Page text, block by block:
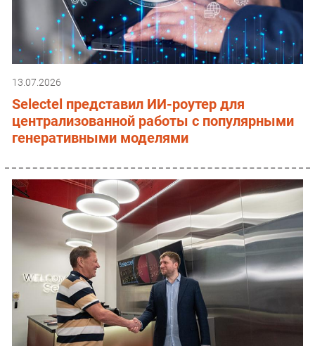
13.07.2026
Selectel представил ИИ-роутер для
централизованной работы с популярными
генеративными моделями